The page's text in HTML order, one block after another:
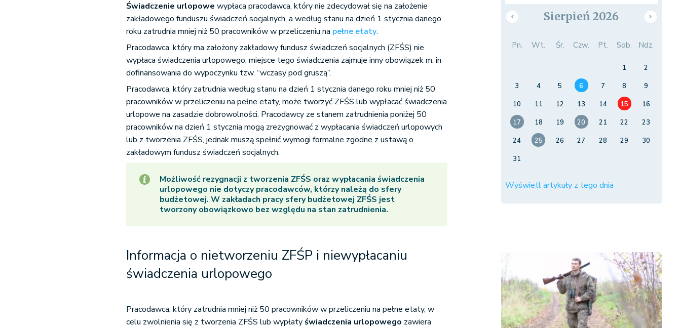
Świadczenie urlopowe wypłaca pracodawca, który nie zdecydował się na założenie
zakładowego funduszu świadczeń socjalnych, a według stanu na dzień 1 stycznia danego
roku zatrudnia mniej niż 50 pracowników w przeliczeniu na pełne etaty.
Pracodawca, który ma założony zakładowy fundusz świadczeń socjalnych (ZFŚS) nie
wypłaca świadczenia urlopowego, miejsce tego świadczenia zajmuje inny obowiązek m. in
dofinansowania do wypoczynku tzw. “wczasy pod gruszą”.
Pracodawca, który zatrudnia według stanu na dzień 1 stycznia danego roku mniej niż 50
pracowników w przeliczeniu na pełne etaty, może tworzyć ZFŚS lub wypłacać świadczenia
urlopowe na zasadzie dobrowolności. Pracodawcy ze stanem zatrudnienia poniżej 50
pracowników na dzień 1 stycznia mogą zrezygnować z wypłacania świadczeń urlopowych
lub z tworzenia ZFŚS, jednak muszą spełnić wymogi formalne zgodne z ustawą o
zakładowym fundusz świadczeń socjalnych.
Możliwość rezygnacji z tworzenia ZFŚS oraz wypłacania świadczenia
urlopowego nie dotyczy pracodawców, którzy należą do sfery
budżetowej. W zakładach pracy sfery budżetowej ZFŚS jest
tworzony obowiązkowo bez względu na stan zatrudnienia.
Informacja o nietworzeniu ZFŚP i niewypłacaniu
świadczenia urlopowego
Pracodawca, który zatrudnia mniej niż 50 pracowników w przeliczeniu na pełne etaty, w
celu zwolnienia się z tworzenia ZFŚS lub wypłatyświadczenia urlopowego zawiera
Sierpień 2026
Pn. Wt. Śr. Czw. Pt. Sob. Ndz.
1
2
3
4 5 6 7 8
9
10
11 12 13 14 15
16
17
18 19 20 21 22
23
24
25 26 27 28 29
30
31
Wyświetl artykuły z tego dnia